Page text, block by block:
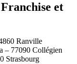
et
Ranville
– 77090 Collégien
Strasbourg